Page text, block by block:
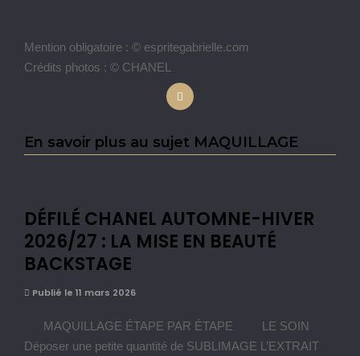
Mention obligatoire : © espritegabrielle.com
Crédits photos : © CHANEL
En savoir plus au sujet MAQUILLAGE
DÉFILÉ CHANEL AUTOMNE-HIVER
2026/27 : LA MISE EN BEAUTÉ
BACKSTAGE
Publié le 11 mars 2026
MAQUILLAGE ÉTAPE PAR ÉTAPE LE SOIN
Déposer une petite quantité de SUBLIMAGE L’EXTRAIT